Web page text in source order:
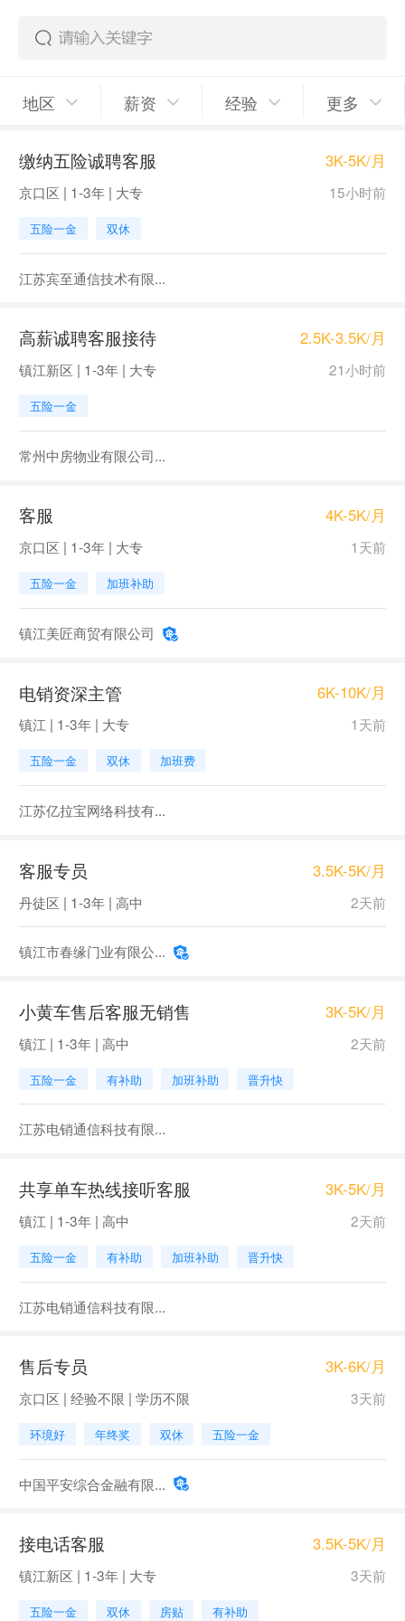
地区 薪资 经验 更多
缴纳五险诚聘客服 3K-5K/月
京口区 | 1-3年 | 大专 15小时前
五险一金 双休
江苏宾至通信技术有限...
高薪诚聘客服接待 2.5K-3.5K/月
镇江新区 | 1-3年 | 大专 21小时前
五险一金
常州中房物业有限公司...
客服 4K-5K/月
京口区 | 1-3年 | 大专 1天前
五险一金 加班补助
镇江美匠商贸有限公司
电销资深主管 6K-10K/月
镇江 | 1-3年 | 大专 1天前
五险一金 双休 加班费
江苏亿拉宝网络科技有...
客服专员 3.5K-5K/月
丹徒区 | 1-3年 | 高中 2天前
镇江市春缘门业有限公...
小黄车售后客服无销售 3K-5K/月
镇江 | 1-3年 | 高中 2天前
五险一金 有补助 加班补助 晋升快
江苏电销通信科技有限...
共享单车热线接听客服 3K-5K/月
镇江 | 1-3年 | 高中 2天前
五险一金 有补助 加班补助 晋升快
江苏电销通信科技有限...
售后专员 3K-6K/月
京口区 | 经验不限 | 学历不限 3天前
环境好 年终奖 双休 五险一金
中国平安综合金融有限...
接电话客服 3.5K-5K/月
镇江新区 | 1-3年 | 大专 3天前
五险一金 双休 房贴 有补助